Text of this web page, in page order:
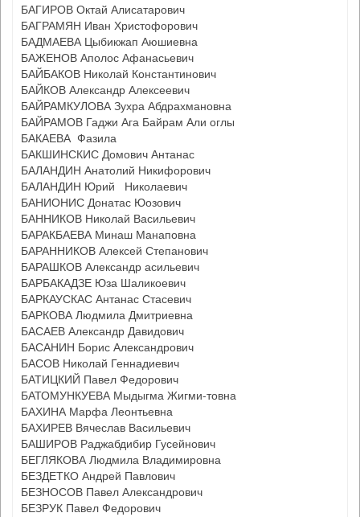
БАГИРОВ Октай Алисатарович
БАГРАМЯН Иван Христофорович
БАДМАЕВА Цыбикжап Аюшиевна
БАЖЕНОВ Аполос Афанасьевич
БАЙБАКОВ Николай Константинович
БАЙКОВ Александр Алексеевич
БАЙРАМКУЛОВА Зухра Абдрахмановна
БАЙРАМОВ Гаджи Ага Байрам Али оглы
БАКАЕВА Фазила
БАКШИНСКИС Домович Антанас
БАЛАНДИН Анатолий Никифорович
БАЛАНДИН Юрий Николаевич
БАНИОНИС Донатас Юозович
БАННИКОВ Николай Васильевич
БАРАКБАЕВА Минаш Манаповна
БАРАННИКОВ Алексей Степанович
БАРАШКОВ Александр асильевич
БАРБАКАДЗЕ Юза Шаликоевич
БАРКАУСКАС Антанас Стасевич
БАРКОВА Людмила Дмитриевна
БАСАЕВ Александр Давидович
БАСАНИН Борис Александрович
БАСОВ Николай Геннадиевич
БАТИЦКИЙ Павел Федорович
БАТОМУНКУЕВА Мыдыгма Жигми-товна
БАХИНА Марфа Леонтьевна
БАХИРЕВ Вячеслав Васильевич
БАШИРОВ Раджабдибир Гусейнович
БЕГЛЯКОВА Людмила Владимировна
БЕЗДЕТКО Андрей Павлович
БЕЗНОСОВ Павел Александрович
БЕЗРУК Павел Федорович